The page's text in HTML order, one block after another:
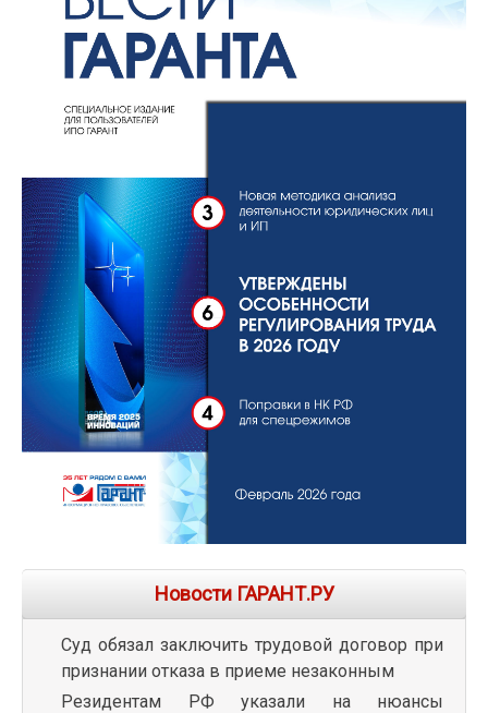
Новости ГАРАНТ.РУ
Суд обязал заключить трудовой договор при
признании отказа в приеме незаконным
Резидентам РФ указали на нюансы